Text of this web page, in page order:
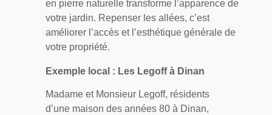
en pierre naturelle transforme l’apparence de
votre jardin. Repenser les allées, c’est
améliorer l’accès et l’esthétique générale de
votre propriété.
Exemple local : Les Legoff à Dinan
Madame et Monsieur Legoff, résidents
d’une maison des années 80 à Dinan,